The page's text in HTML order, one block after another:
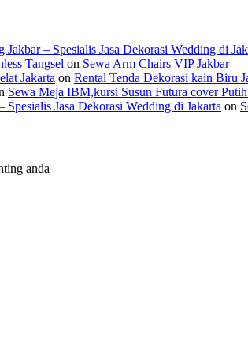
– Spesialis Jasa Dekorasi Wedding di
Tangsel on Sewa Arm Chairs VIP Jakbar
Jakarta on Rental Tenda Dekorasi kain Biru
Sewa Meja IBM,kursi Susun Futura cover
Jasa Dekorasi Wedding di Jakarta on
anda